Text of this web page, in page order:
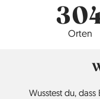
Orten
Wusstest du,